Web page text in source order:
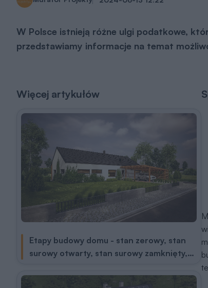
W Polsce istnieją różne ulgi podatkowe,
przedstawiamy informacje na temat
Więcej artykułów
Etapy budowy domu - stan zerowy, stan
surowy otwarty, stan surowy zamknięty,